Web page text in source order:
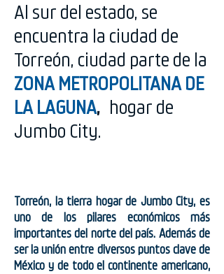
Al sur del estado, se
encuentra la ciudad de
Torreón, ciudad parte de la
ZONA METROPOLITANA DE
LA LAGUNA, hogar de
Jumbo City.
Torreón, la tierra hogar de Jumbo City, es
uno de los pilares económicos más
importantes del norte del país. Además de
ser la unión entre diversos puntos clave de
México y de todo el continente americano,